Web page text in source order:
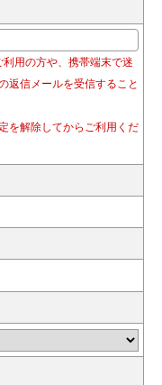
用の方や、携帯端末で迷
返信メールを受信すること
を解除してからご利用くだ